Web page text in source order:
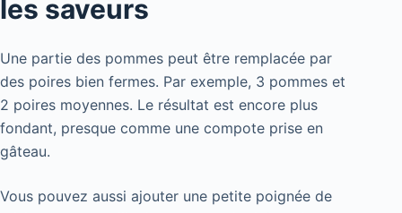
les saveurs
Une partie des pommes peut être remplacée par
des poires bien fermes. Par exemple, 3 pommes et
2 poires moyennes. Le résultat est encore plus
fondant, presque comme une compote prise en
gâteau.
Vous pouvez aussi ajouter une petite poignée de